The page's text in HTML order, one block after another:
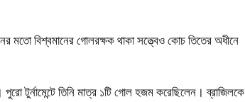
বিশ্বমানের গোলরক্ষক থাকা সত্ত্বেও কোচ তিতের অধীনে
টুর্নামেন্টে তিনি মাত্র ১টি গোল হজম করেছিলেন। ব্রাজিলকে